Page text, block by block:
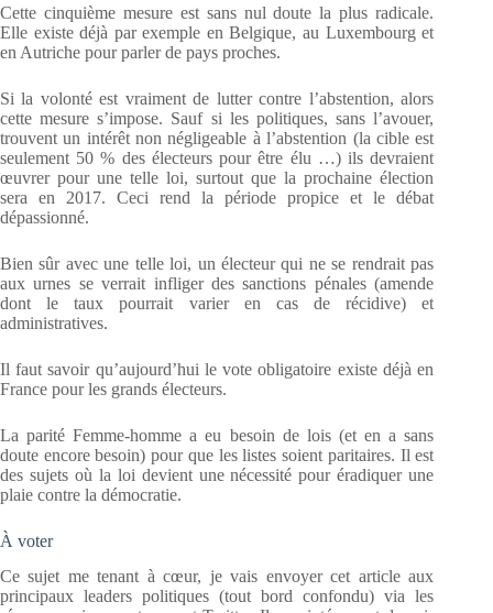
Cette cinquième mesure est sans nul doute la plus radicale.
Elle existe déjà par exemple en Belgique, au Luxembourg et
en Autriche pour parler de pays proches.
Si la volonté est vraiment de lutter contre l’abstention, alors
cette mesure s’impose. Sauf si les politiques, sans l’avouer,
trouvent un intérêt non négligeable à l’abstention (la cible est
seulement 50 % des électeurs pour être élu …) ils devraient
œuvrer pour une telle loi, surtout que la prochaine élection
sera en 2017. Ceci rend la période propice et le débat
dépassionné.
Bien sûr avec une telle loi, un électeur qui ne se rendrait pas
aux urnes se verrait infliger des sanctions pénales (amende
dont le taux pourrait varier en cas de récidive) et
administratives.
Il faut savoir qu’aujourd’hui le vote obligatoire existe déjà en
France pour les grands électeurs.
La parité Femme-homme a eu besoin de lois (et en a sans
doute encore besoin) pour que les listes soient paritaires. Il est
des sujets où la loi devient une nécessité pour éradiquer une
plaie contre la démocratie.
À voter
Ce sujet me tenant à cœur, je vais envoyer cet article aux
principaux leaders politiques (tout bord confondu) via les